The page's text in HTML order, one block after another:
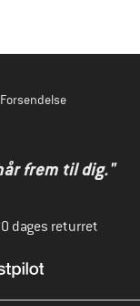
frem til dig."
dages returret